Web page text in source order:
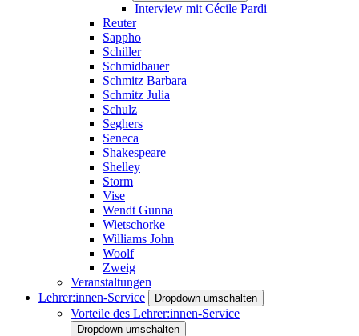
Interview mit Cécile Pardi
Reuter
Sappho
Schiller
Schmidbauer
Schmitz Barbara
Schmitz Julia
Schulz
Seghers
Seneca
Shakespeare
Shelley
Storm
Vise
Wendt Gunna
Wietschorke
Williams John
Woolf
Zweig
Veranstaltungen
Lehrer:innen-Service
Dropdown umschalten
Vorteile des Lehrer:innen-Service
Dropdown umschalten